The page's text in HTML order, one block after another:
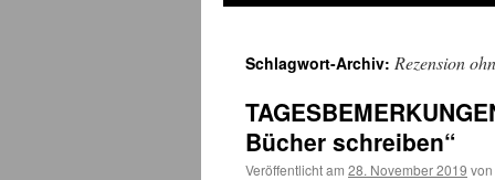
Schlagwort-Archiv: Rezension
Bücher schreiben“
Veröffentlicht am 28. November 2019 von